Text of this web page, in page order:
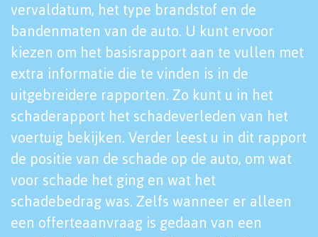
vervaldatum, het type brandstof en de
bandenmaten van de auto. U kunt ervoor
kiezen om het basisrapport aan te vullen met
extra informatie die te vinden is in de
uitgebreidere rapporten. Zo kunt u in het
schaderapport het schadeverleden van het
voertuig bekijken. Verder leest u in dit rapport
de positie van de schade op de auto, om wat
voor schade het ging en wat het
schadebedrag was. Zelfs wanneer er alleen
een offerteaanvraag is gedaan van een